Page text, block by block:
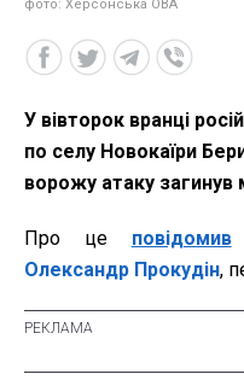
фото: Херсонська ОВА
У вівторок вранці
по селу Новокаїри
ворожу атаку загинув
Про це повідомив
Олександр Прокудін,